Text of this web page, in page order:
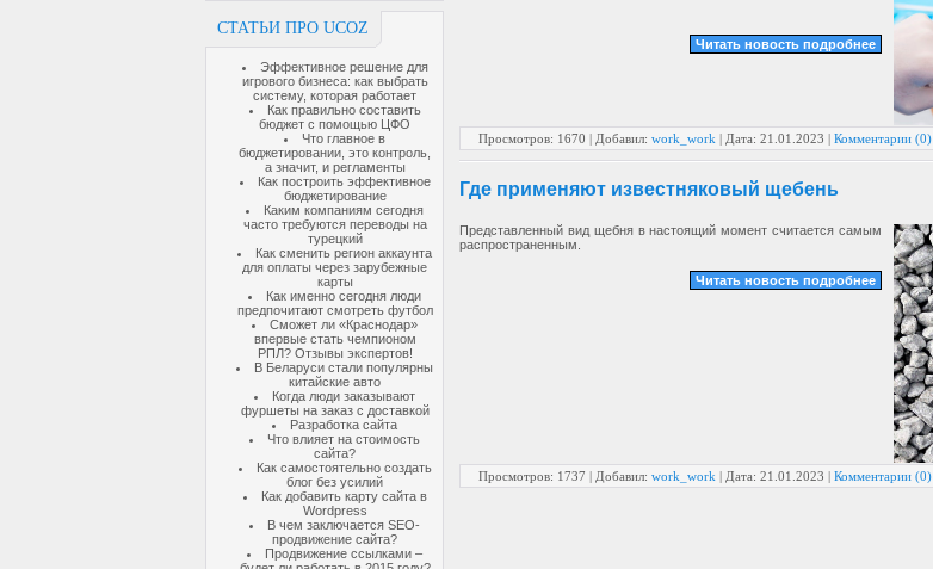
СТАТЬИ ПРО UCOZ
Эффективное решение для
игрового бизнеса: как выбрать
систему, которая работает
Как правильно составить
бюджет с помощью ЦФО
Что главное в
бюджетировании, это контроль,
а значит, и регламенты
Как построить эффективное
бюджетирование
Каким компаниям сегодня
часто требуются переводы на
турецкий
Как сменить регион аккаунта
для оплаты через зарубежные
карты
Как именно сегодня люди
предпочитают смотреть футбол
Сможет ли «Краснодар»
впервые стать чемпионом
РПЛ? Отзывы экспертов!
В Беларуси стали популярны
китайские авто
Когда люди заказывают
фуршеты на заказ с доставкой
Разработка сайта
Что влияет на стоимость
сайта?
Как самостоятельно создать
блог без усилий
Как добавить карту сайта в
Wordpress
В чем заключается SEO-
продвижение сайта?
Продвижение ссылками –
Читать новость подробнее
Просмотров: 1670 | Добавил: work_work | Дата: 21.01.2023 | Комментарии (0)
Где применяют известняковый щебень
Представленный вид щебня в настоящий момент считается самым
распространенным.
Читать новость подробнее
Просмотров: 1737 | Добавил: work_work | Дата: 21.01.2023 | Комментарии (0)